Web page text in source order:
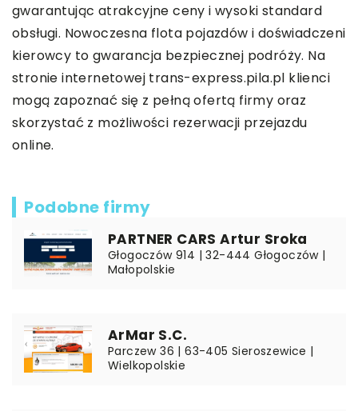
gwarantując atrakcyjne ceny i wysoki standard
obsługi. Nowoczesna flota pojazdów i doświadczeni
kierowcy to gwarancja bezpiecznej podróży. Na
stronie internetowej trans-express.pila.pl klienci
mogą zapoznać się z pełną ofertą firmy oraz
skorzystać z możliwości rezerwacji przejazdu
online.
Podobne firmy
PARTNER CARS Artur Sroka
Głogoczów 914 | 32-444 Głogoczów |
Małopolskie
ArMar S.C.
Parczew 36 | 63-405 Sieroszewice |
Wielkopolskie